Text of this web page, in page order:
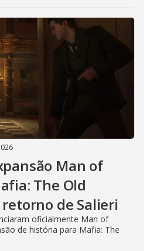
Man of
The Old
de Salieri
oficialmente Man of
de história para Mafia: The